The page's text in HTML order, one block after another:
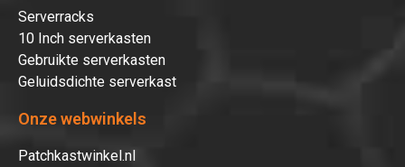
Serverracks
10 Inch serverkasten
Gebruikte serverkasten
Geluidsdichte serverkast
Onze webwinkels
Patchkastwinkel.nl